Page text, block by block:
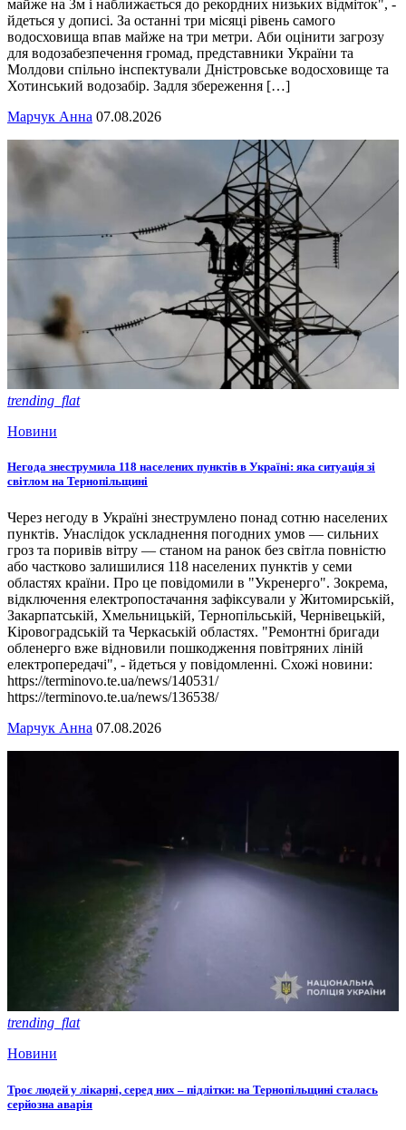
майже на 3м і наближається до рекордних низьких відміток", -
йдеться у дописі. За останні три місяці рівень самого
водосховища впав майже на три метри. Аби оцінити загрозу
для водозабезпечення громад, представники України та
Молдови спільно інспектували Дністровське водосховище та
Хотинський водозабір. Задля збереження […]
Марчук Анна 07.08.2026
trending_flat
Новини
Негода знеструмила 118 населених пунктів в Україні: яка ситуація зі
світлом на Тернопільщині
Через негоду в Україні знеструмлено понад сотню населених
пунктів. Унаслідок ускладнення погодних умов — сильних
гроз та поривів вітру — станом на ранок без світла повністю
або частково залишилися 118 населених пунктів у семи
областях країни. Про це повідомили в "Укренерго". Зокрема,
відключення електропостачання зафіксували у Житомирській,
Закарпатській, Хмельницькій, Тернопільській, Чернівецькій,
Кіровоградській та Черкаській областях. "Ремонтні бригади
обленерго вже відновили пошкодження повітряних ліній
електропередачі", - йдеться у повідомленні. Схожі новини:
https://terminovo.te.ua/news/140531/
https://terminovo.te.ua/news/136538/
Марчук Анна 07.08.2026
trending_flat
Новини
Троє людей у лікарні, серед них – підлітки: на Тернопільщині сталась
серйозна аварія